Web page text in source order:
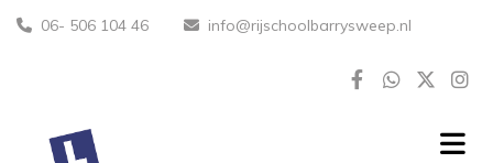
 06- 506 104 46  info@rijschoolbarrysweep.nl